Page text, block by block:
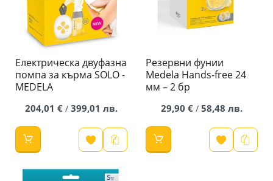
Електрическа двуфазна
помпа за кърма SOLO -
MEDELA
204,01 € / 399,01 лв.
Резервни фунии
Medela Hands-free 24
мм – 2 бр
29,90 € / 58,48 лв.